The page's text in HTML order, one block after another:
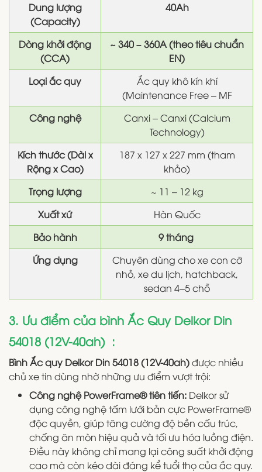
Dung lượng
(Capacity)
40Ah
Dòng khởi động
(CCA)
~ 340 – 360A (theo tiêu chuẩn
EN)
Loại ắc quy
Ắc quy khô kín khí
(Maintenance Free – MF
Công nghệ
Canxi – Canxi (Calcium
Technology)
Kích thước (Dài x
Rộng x Cao)
187 x 127 x 227 mm (tham
khảo)
Trọng lượng
~ 11 – 12 kg
Xuất xứ
Hàn Quốc
Bảo hành
9 tháng
Ứng dụng
Chuyên dùng cho xe con cỡ
nhỏ, xe du lịch, hatchback,
sedan 4–5 chỗ
3. Ưu điểm của bình Ắc Quy Delkor Din
54018 (12V-40ah) :
Bình Ắc quy Delkor Din 54018 (12V-40ah)được nhiều
chủ xe tin dùng nhờ những ưu điểm vượt trội:
Công nghệ PowerFrame® tiên tiến: Delkor sử
dụng công nghệ tấm lưới bản cực PowerFrame®
độc quyền, giúp tăng cường độ bền cấu trúc,
chống ăn mòn hiệu quả và tối ưu hóa luồng điện.
Điều này không chỉ mang lại công suất khởi động
cao mà còn kéo dài đáng kể tuổi thọ của ắc quy.